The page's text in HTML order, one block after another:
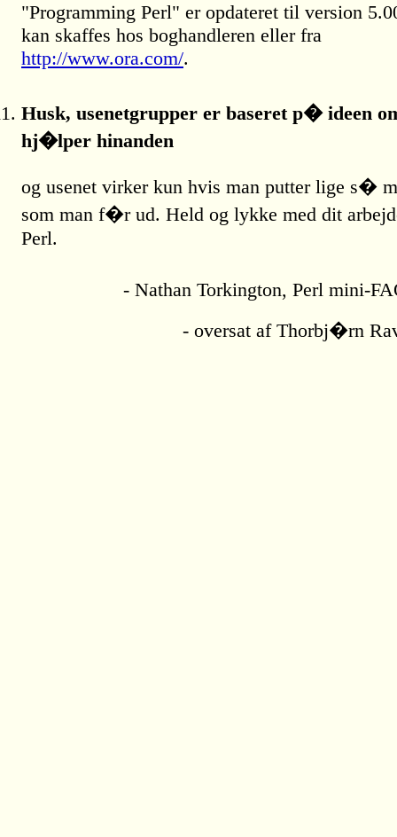
"Programming Perl" er opdateret til version
kan skaffes hos boghandleren eller fra
http://www.ora.com/.
Husk, usenetgrupper er baseret p� ideen
hj�lper hinanden
og usenet virker kun hvis man putter lige s�
som man f�r ud. Held og lykke med dit
Perl.
- Nathan Torkington, Perl mini-
- oversat af Thorbj�rn